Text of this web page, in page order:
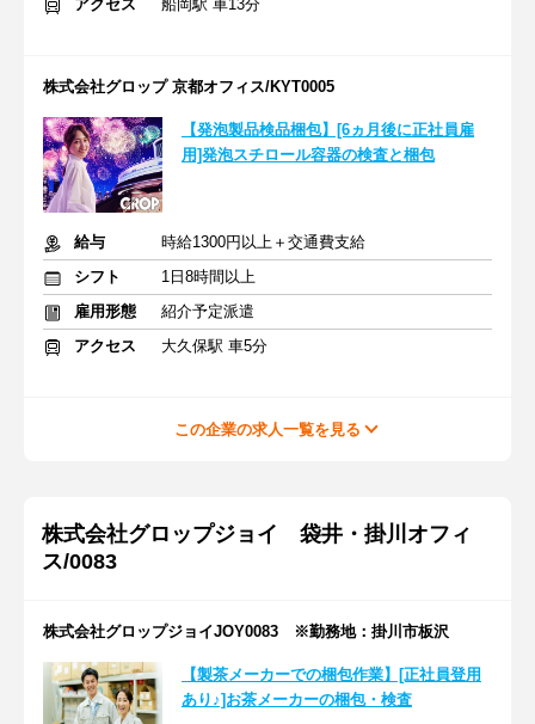
アクセス
船岡駅 車13分
株式会社グロップ 京都オフィス/KYT0005
【発泡製品検品梱包】[6ヵ月後に正社員雇
用]発泡スチロール容器の検査と梱包
給与
時給1300円以上＋交通費支給
シフト
1日8時間以上
雇用形態
紹介予定派遣
アクセス
大久保駅 車5分
この企業の求人一覧を見る
株式会社グロップジョイ 袋井・掛川オフィ
ス/0083
株式会社グロップジョイJOY0083 ※勤務地：掛川市板沢
【製茶メーカーでの梱包作業】[正社員登用
あり♪]お茶メーカーの梱包・検査